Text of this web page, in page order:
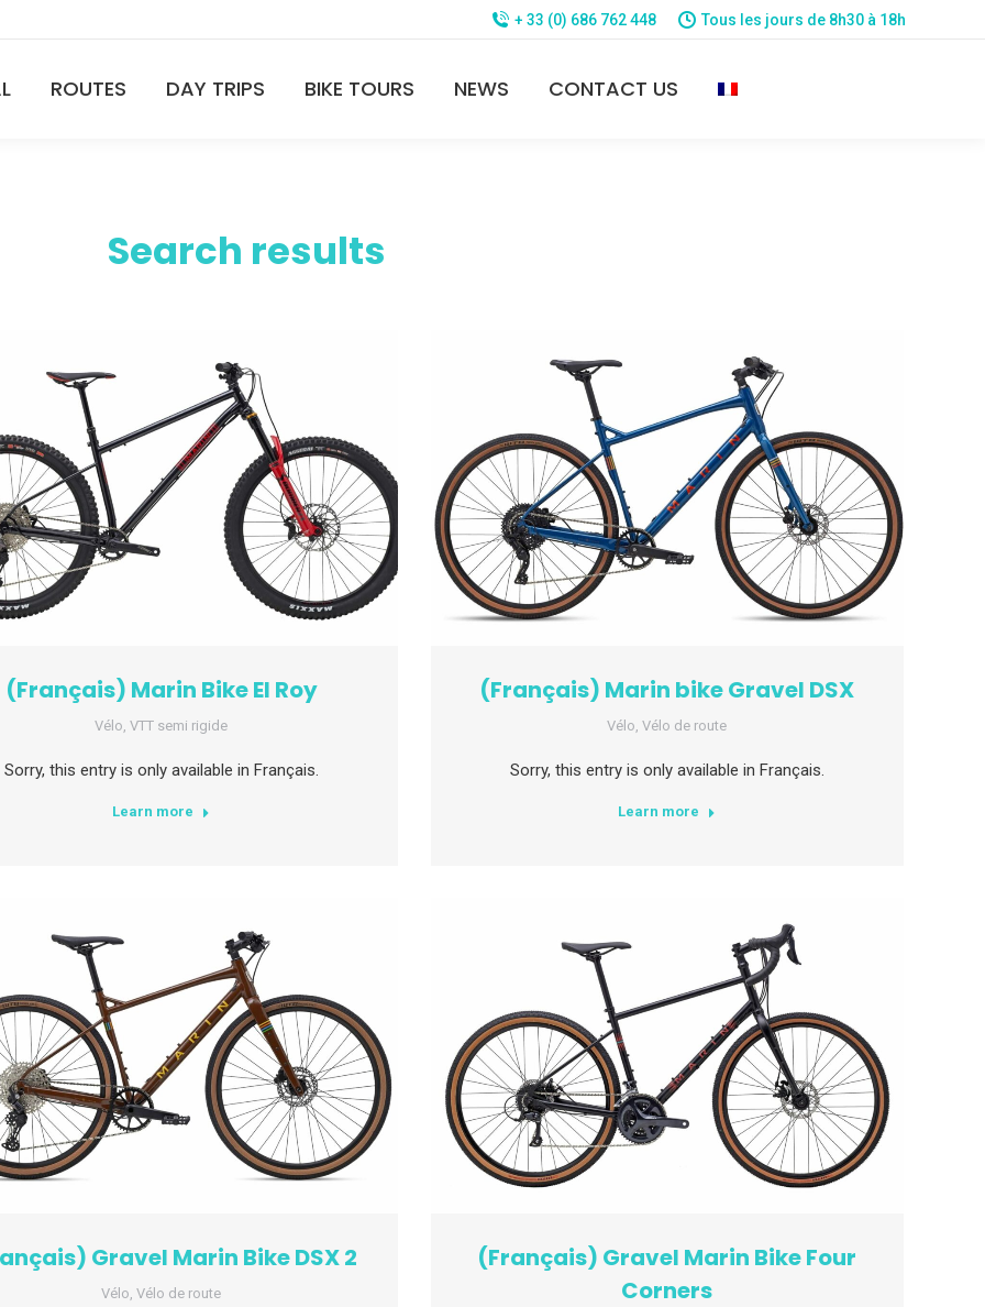
+ 33 (0) 686 762 448 Tous les jours de 8h30 à 18h
ROUTES DAY TRIPS BIKE TOURS NEWS CONTACT US
Search results
(Français) Marin Bike El Roy
Vélo VTT semi rigide
Sorry, this entry is only available in Français.
Learn more
(Français) Marin bike Gravel DSX
Vélo Vélo de route
Sorry, this entry is only available in Français.
Learn more
Gravel Marin Bike DSX 2
Vélo Vélo de route
(Français) Gravel Marin Bike Four
Corners